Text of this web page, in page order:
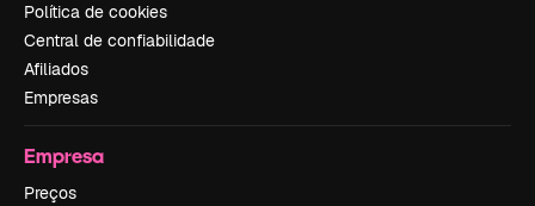
Política de cookies
Central de confiabilidade
Afiliados
Empresas
Empresa
Preços